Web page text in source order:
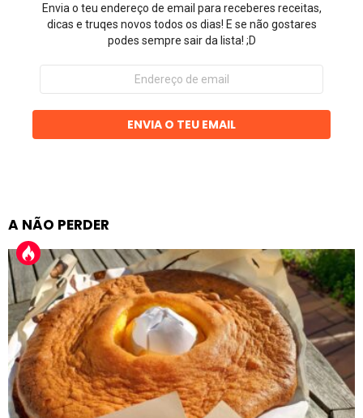
Envia o teu endereço de email para receberes receitas,
dicas e truqes novos todos os dias! E se não gostares
podes sempre sair da lista! ;D
Endereço
email
ENVIA O TEU EMAIL
A NÃO PERDER